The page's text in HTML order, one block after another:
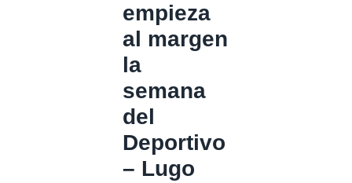
empieza
al margen
la
semana
del
Deportivo
– Lugo